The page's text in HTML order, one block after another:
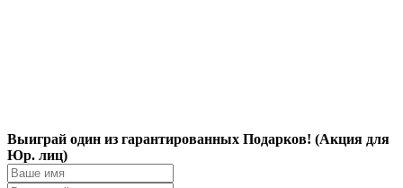
Выиграй один из гарантированных Подарков! (Акция для
Юр. лиц)